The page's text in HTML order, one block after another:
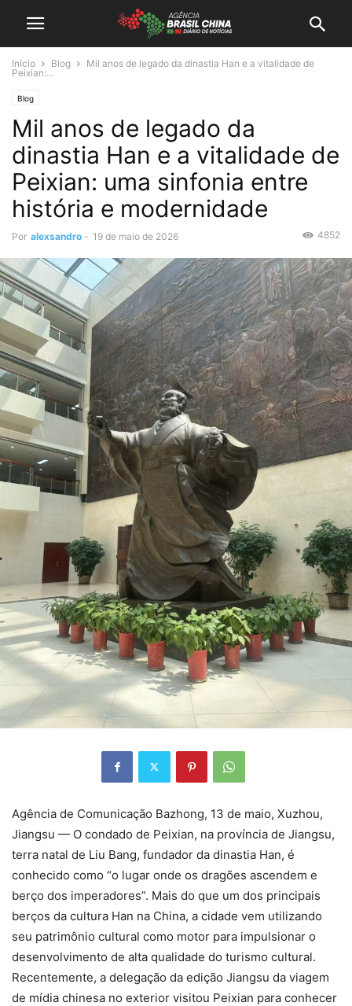
Início Blog
Mil anos de legado da dinastia Han e a vitalidade de
Peixian:...
Blog
Mil anos de legado da
dinastia Han e a vitalidade de
Peixian: uma sinfonia entre
história e modernidade
Por alexsandro - 19 de maio de 2026 4852
Agência de Comunicação Bazhong, 13 de maio, Xuzhou,
Jiangsu — O condado de Peixian, na província de Jiangsu,
terra natal de Liu Bang, fundador da dinastia Han, é
conhecido como “o lugar onde os dragões ascendem e
berço dos imperadores”. Mais do que um dos principais
berços da cultura Han na China, a cidade vem utilizando
seu patrimônio cultural como motor para impulsionar o
desenvolvimento de alta qualidade do turismo cultural.
Recentemente, a delegação da edição Jiangsu da viagem
de mídia chinesa no exterior visitou Peixian para conhecer